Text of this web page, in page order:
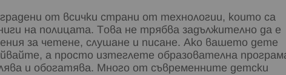
от всички страни от технологии, които са
на полицата. Това не трябва задължително да е
за четене, слушане и писане. Ако вашето дете
а просто изтеглете образователна
и обогатява. Много от съвременните детски